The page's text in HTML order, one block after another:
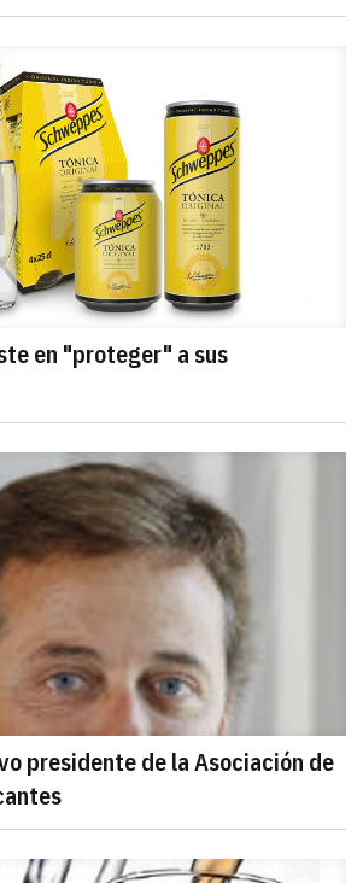
en "proteger" a sus
presidente de la Asociación de